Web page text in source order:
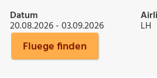
Datum
20.08.2026 - 03.09.2026 LH
Fluege finden